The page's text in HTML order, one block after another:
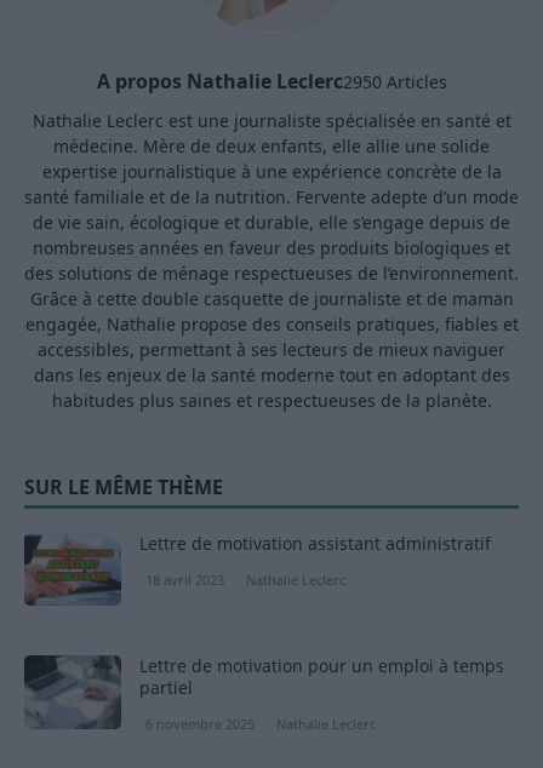
A propos Nathalie Leclerc2950 Articles
Nathalie Leclerc est une journaliste spécialisée en santé et
médecine. Mère de deux enfants, elle allie une solide
expertise journalistique à une expérience concrète de la
santé familiale et de la nutrition. Fervente adepte d’un mode
de vie sain, écologique et durable, elle s’engage depuis de
nombreuses années en faveur des produits biologiques et
des solutions de ménage respectueuses de l’environnement.
Grâce à cette double casquette de journaliste et de maman
engagée, Nathalie propose des conseils pratiques, fiables et
accessibles, permettant à ses lecteurs de mieux naviguer
dans les enjeux de la santé moderne tout en adoptant des
habitudes plus saines et respectueuses de la planète.
SUR LE MÊME THÈME
Lettre de motivation assistant administratif
18 avril 2023 Nathalie Leclerc
Lettre de motivation pour un emploi à temps
partiel
6 novembre 2025 Nathalie Leclerc